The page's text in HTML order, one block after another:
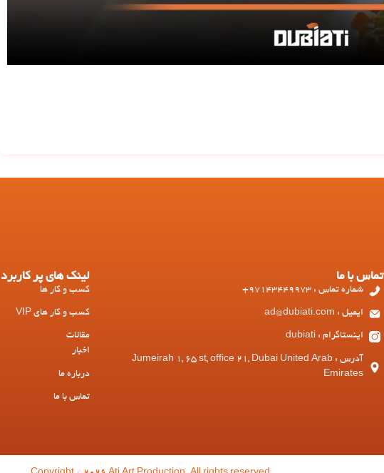
تماس با ما
شماره تماس : 97143449973+
ایمیل : ad@dubiati.com
اینستاگرام : dubiati
آدرس : Jumeirah 1, 65 st, office 21, Dubai United Arab
Emirates
لینک های پر کاربرد
کسب و کار ها
کسب و کار های VIP
مقالات
اخبار
درباره ما
تماس با ما